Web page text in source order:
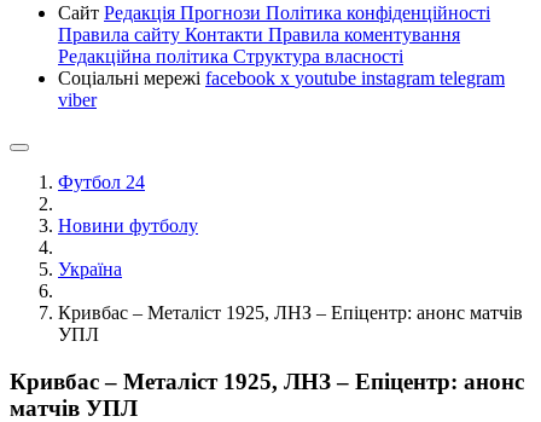
Сайт Редакція Прогнози Політика конфіденційності
Правила сайту Контакти Правила коментування
Редакційна політика Структура власності
Соціальні мережі facebook x youtube instagram telegram
viber
Футбол 24
Новини футболу
Україна
Кривбас – Металіст 1925, ЛНЗ – Епіцентр: анонс матчів
УПЛ
Кривбас – Металіст 1925, ЛНЗ – Епіцентр: анонс
матчів УПЛ